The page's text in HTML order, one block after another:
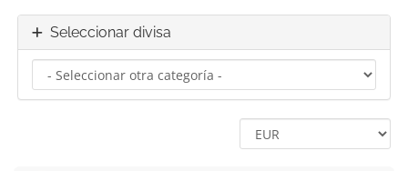
Seleccionar divisa